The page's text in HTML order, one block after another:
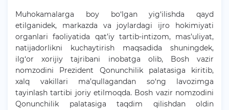
Muhokamalarga boy bo‘lgan yig‘ilishda qayd
etilganidek, markazda va joylardagi ijro hokimiyati
organlari faoliyatida qat’iy tartib-intizom, mas’uliyat,
natijadorlikni kuchaytirish maqsadida shuningdek,
ilg‘or xorijiy tajribani inobatga olib, Bosh vazir
nomzodini Prezident Qonunchilik palatasiga kiritib,
xalq vakillari ma’qullagandan so‘ng lavozimga
tayinlash tartibi joriy etilmoqda. Bosh vazir nomzodini
Qonunchilik palatasiga taqdim qilishdan oldin